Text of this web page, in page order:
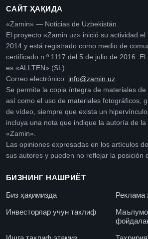
САЙТ ҲАҚИДА
«Zamin» — Noticias de Uzbekistán.
El proyecto «Zamin.uz» inició su actividad
2014 y está registrado como medio de
certificado n.º 1117 del 5 de julio de 2016.
es «ALLTEN» (SL).
Correo electrónico: info@zamin.uz
Se permite la copia íntegra de materiales de
así como el uso de materiales fotográficos,
de vídeo, siempre que exista un
incluya una nota que indique la autoría de
«Zamin».
Las opiniones expresadas en los artículos
sus autores y pueden no reflejar la posición
БИЗНИНГ НАШРИЁТ
Биз ҳақимизда
Реклама
Инвесторлар учун таклиф